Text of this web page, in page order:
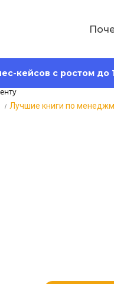
кейсов с ростом
Лучшие книги по